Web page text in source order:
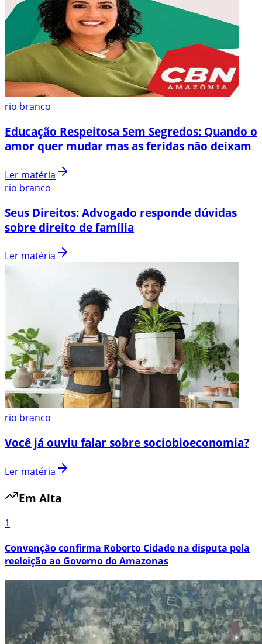
rio branco
Educação Respeitosa Sem Segredos: Quando o
amor quer mudar mas as feridas não deixam
Ler matéria
rio branco
Seus Direitos: Advogado responde dúvidas
sobre direito de família
Ler matéria
rio branco
Você já ouviu falar sobre sociobioeconomia?
Ler matéria
Em Alta
1
Convenção confirma Roberto Cidade na disputa pela
reeleição ao Governo do Amazonas